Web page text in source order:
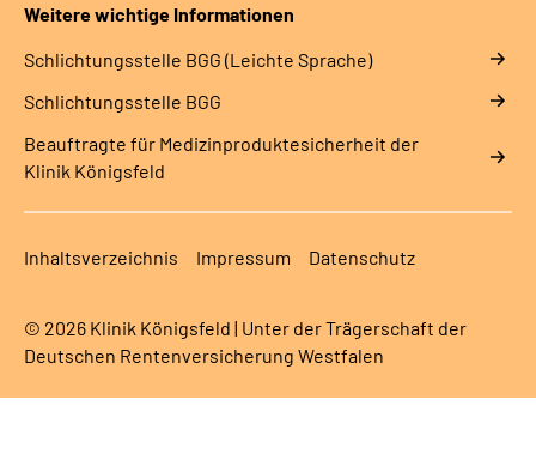
Weitere wichtige Informationen
Schlich­tungs­stel­le BGG (Leichte Sprache)
Schlich­tungs­stel­le BGG
Beauftragte für Medizinproduktesicherheit der
Klinik Königsfeld
Inhaltsverzeichnis Impressum Datenschutz
© 2026 Klinik Königsfeld | Unter der Trägerschaft der
Deutschen Rentenversicherung Westfalen